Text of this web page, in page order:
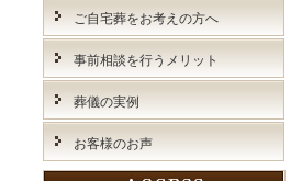
ご自宅葬をお考えの方へ
事前相談を行うメリット
葬儀の実例
お客様のお声